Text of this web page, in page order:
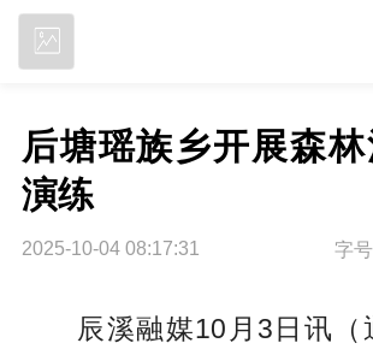
后塘瑶族乡开展森
演练
2025-10-04 08:17:31 字号
辰溪融媒10月3日讯（